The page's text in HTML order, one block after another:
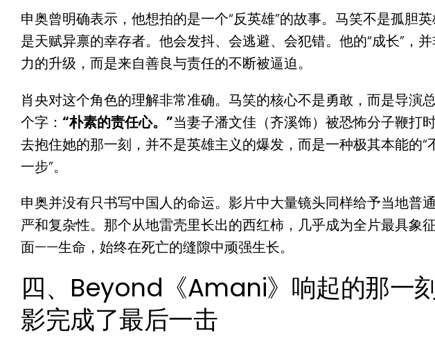
申奥曾明确表示，他想拍的是一个“反英雄”的故事。 马笑不是孤胆
是天赋异禀的幸存者。他会发抖、会逃避、会犯错。他的“成长”，
力的升级，而是来自善良与责任的不断被逼迫。
肖央对这个角色的理解非常准确。马笑的核心不是勇敢，而是导演
个字： “朴素的责任心。”当妻子潘文佳（齐溪饰）被恐怖分子鞭打
去抱住她的那一刻，并不是英雄主义的爆发，而是一种极其本能的“
一步”。
申奥并没有只书写中国人的命运。影片中大量镜头同样给予当地普
严和复杂性。那个从地雷壳里长出的西红柿，几乎成为全片最具象
面——生命，始终在死亡的缝隙中顽强生长。
四、Beyond《Amani》响起的那一
影完成了最后一击